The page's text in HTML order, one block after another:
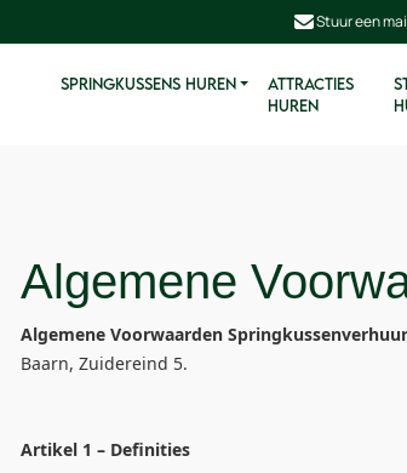
Stuur een
SPRINGKUSSENS HUREN
ATTRACTIES
HUREN
Algemene
Algemene Voorwaarden
Baarn, Zuidereind 5.
Artikel 1 – Definities